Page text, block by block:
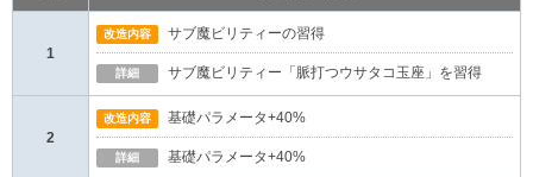
1
改造内容 サブ魔ビリティーの習得
詳細 サブ魔ビリティー「脈打つウサタコ玉座」を習得
2
改造内容 基礎パラメータ+40%
詳細 基礎パラメータ+40%